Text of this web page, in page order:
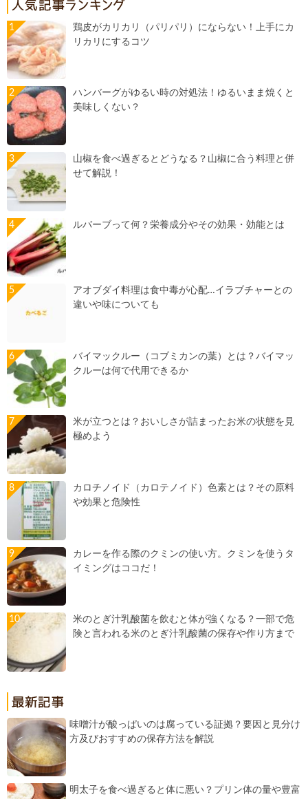
鶏皮がカリカリ（パリパリ）にならない！上手にカ
リカリにするコツ
ハンバーグがゆるい時の対処法！ゆるいまま焼くと
美味しくない？
山椒を食べ過ぎるとどうなる？山椒に合う料理と併
せて解説！
ルバーブって何？栄養成分やその効果・効能とは
アオブダイ料理は食中毒が心配…イラブチャーとの
違いや味についても
バイマックルー（コブミカンの葉）とは？バイマッ
クルーは何で代用できるか
米が立つとは？おいしさが詰まったお米の状態を見
極めよう
カロチノイド（カロテノイド）色素とは？その原料
や効果と危険性
カレーを作る際のクミンの使い方。クミンを使うタ
イミングはココだ！
米のとぎ汁乳酸菌を飲むと体が強くなる？一部で危
険と言われる米のとぎ汁乳酸菌の保存や作り方まで
味噌汁が酸っぱいのは腐っている証拠？要因と見分け
方及びおすすめの保存方法を解説
明太子を食べ過ぎると体に悪い？プリン体の量や豊富